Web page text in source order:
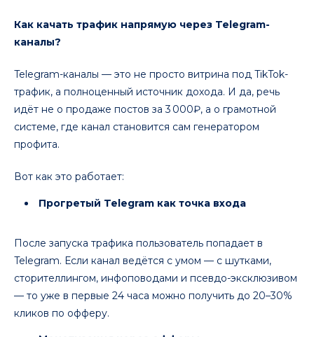
Как качать трафик напрямую через Telegram-
каналы?
Telegram-каналы — это не просто витрина под TikTok-
трафик, а полноценный источник дохода. И да, речь
идёт не о продаже постов за 3 000₽, а о грамотной
системе, где канал становится сам генератором
профита.
Вот как это работает:
Прогретый Telegram как точка входа
После запуска трафика пользователь попадает в
Telegram. Если канал ведётся с умом — с шутками,
сторителлингом, инфоповодами и псевдо-эксклюзивом
— то уже в первые 24 часа можно получить до 20–30%
кликов по офферу.